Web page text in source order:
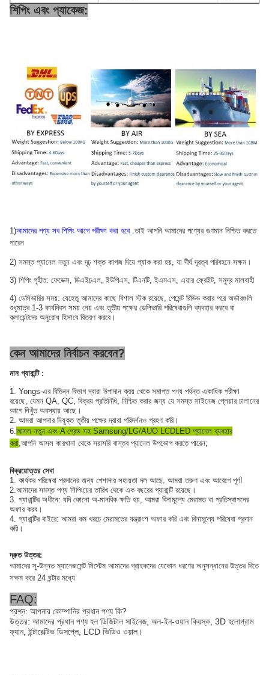
শিপিং এবং প্যাকেজ:
1)আমাদের পণ্য সব শিপিং আগে পরীক্ষা করা হবে .তাই আপনি আমাদের পণ্যের গুণমান নিশ্চিত করতে
পারেন
2) সমস্ত প্যানেল নতুন এবং দৃঢ় শক্ত কাগজ দিয়ে প্যাক করা হয়, যা দীর্ঘ দূরত্ব পরিবহনে সক্ষম।
3) শিপিং গৃহীত: ফেডেক্স, ডিএইচএল, ইউপিএস, টিএনটি, ইএমএস, এয়ার ফ্রেইট, সমুদ্র মালবাহী
4) ডেলিভারির সময়: যেহেতু আমাদের কাছে বিশাল স্টক রয়েছে, পেমেন্ট রিভিভ করার পরে অর্ডারগুলি
শুধুমাত্র 1-3 কার্যদিবস সময় নেয় এবং তৃতীয় পক্ষের ডেলিভারি পরিষেবাগুলি ব্যবহার করবে বা
ক্লায়েন্টদের অনুরোধ হিসাবে বিতরণ করবে।
কেন আমাদের নির্বাচন করবেন?
মান গ্যারান্টি :
1. Yongs-এর বিভিন্ন বিভাগ দ্বারা উপাদান ক্রয় থেকে সমাপ্ত পণ্য পর্যন্ত একাধিক পরীক্ষা
রয়েছে, যেমন QA, QC, বিক্রয় প্রতিনিধি, নিশ্চিত করার জন্য যে সমস্ত সাইনেজ প্লেয়ার চালানের
আগে নিখুঁত অবস্থায় আছে।
2. আমরা আপনার নিযুক্ত তৃতীয় পক্ষের দ্বারা পরিদর্শনও গ্রহণ করি।
6.আসল নতুন এবং A গ্রেড সহ Samsung/LG/AUO LCDLED প্যানেল ব্যবহার
করা,আপনি আসল কারখানা থেকে সরাসরি বাস্তব প্যানেল উপভোগ করতে পারেন;
বিক্রয়োত্তর সেবা
1. কার্যকর পরিষেবা প্রদানের জন্য পেশাদার সহায়তা দল আছে, আমরা তরুণ এবং আবেগে পূর্ণ!
2.আমাদের সমস্ত পণ্য শিপিংয়ের তারিখ থেকে এক বছরের গ্যারান্টি রয়েছে।
3. গ্যারান্টির অধীনে: যদি কোনো অ-মানবিক ক্ষতি হয়, আমরা বিনামূল্যে মেরামত বা প্রতিস্থাপনের
অফার করব।
4. গ্যারান্টির বাইরে: আমরা কম খরচে মেরামতের যন্ত্রাংশ অফার করি এবং বিনামূল্যে পরিষেবা প্রদান
করি।
দ্রুত উত্তর:
আমাদের সু-উন্নত ম্যানেজমেন্ট সিস্টেম আমাদের গ্রাহকদের যেকোন ধরণের অনুসন্ধানের উত্তর দিতে
সক্ষম করে 24 ঘন্টার মধ্যে
FAQ:
প্রশ্ন: আপনার কোম্পানির প্রধান পণ্য কি?
উত্তর: আমাদের প্রধান পণ্য হল ডিজিটাল সাইনেজ, অল-ইন-ওয়ান কিয়স্ক, 3D হলোগ্রাম
ফ্যান, ইন্টারেক্টিভ ডিসপ্লে, LCD ভিডিও ওয়াল।